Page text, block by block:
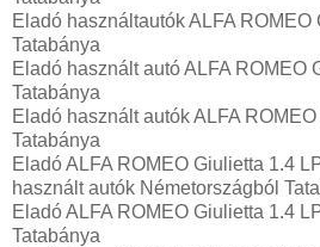
Eladó használtautók ALFA ROMEO
Tatabánya
Eladó használt autó ALFA ROMEO
Tatabánya
Eladó használt autók ALFA
Tatabánya
Eladó ALFA ROMEO Giulietta 1.4
használt autók Németországból
Eladó ALFA ROMEO Giulietta 1.4
Tatabánya